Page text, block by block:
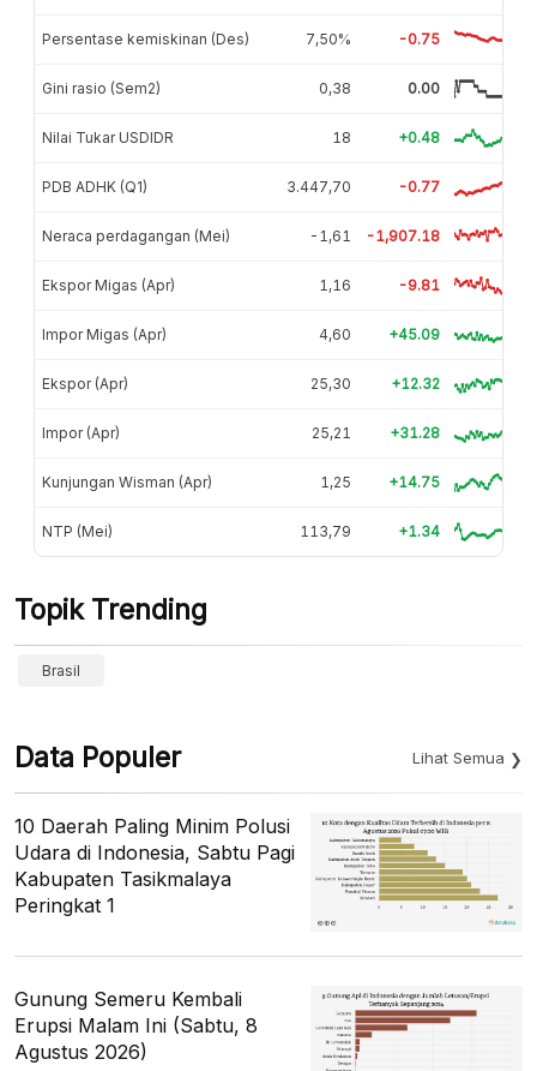
Persentase kemiskinan (Des) 7,50% -0.75
Gini rasio (Sem2) 0,38 0.00
Nilai Tukar USDIDR 18 +0.48
PDB ADHK (Q1) 3.447,70 -0.77
Neraca perdagangan (Mei) -1,61 -1,907.18
Ekspor Migas (Apr) 1,16 -9.81
Impor Migas (Apr) 4,60 +45.09
Ekspor (Apr) 25,30 +12.32
Impor (Apr) 25,21 +31.28
Kunjungan Wisman (Apr) 1,25 +14.75
NTP (Mei) 113,79 +1.34
Topik Trending
Brasil
Data Populer Lihat Semua
10 Daerah Paling Minim Polusi
Udara di Indonesia, Sabtu Pagi
Kabupaten Tasikmalaya
Peringkat 1
Gunung Semeru Kembali
Erupsi Malam Ini (Sabtu, 8
Agustus 2026)